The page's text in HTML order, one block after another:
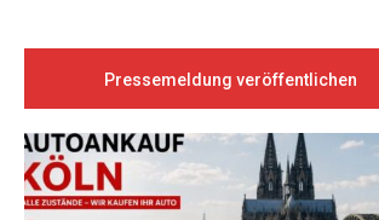
Pressemeldung veröffentlichen